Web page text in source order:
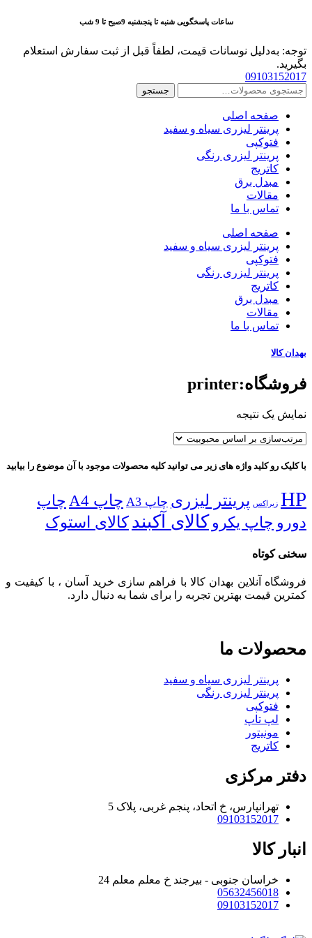
محتوا
ساعات پاسخگویی شنبه تا پنجشنبه 9صبح تا 9 شب
توجه: به‌دلیل نوسانات قیمت، لطفاً قبل از ثبت سفارش استعلام
بگیرید.
09103152017
جستجو
جستجو
صفحه اصلی
پرینتر لیزری سیاه و سفید
فتوکپی
پرینتر لیزری رنگی
کاتریج
مبدل برق
مقالات
تماس با ما
صفحه اصلی
پرینتر لیزری سیاه و سفید
فتوکپی
پرینتر لیزری رنگی
کاتریج
مبدل برق
مقالات
تماس با ما
بهدان کالا
فروشگاه:printer
نمایش یک نتیجه
با کلیک رو کلید واژه های زیر می توانید کلیه محصولات موجود با آن موضوع را بیابید
HP زیراکس پرینتر لیزری چاپ A3 چاپ A4
چاپ
دورو چاپ یکرو کالای آکبند کالای استوک
سخنی کوتاه
فروشگاه آنلاین بهدان کالا با فراهم سازی خرید آسان ، با کیفیت و
کمترین قیمت بهترین تجربه را برای شما به دنبال دارد.
محصولات ما
پرینتر لیزری سیاه و سفید
پرینتر لیزری رنگی
فتوکپی
لپ تاپ
مونیتور
کاتریج
دفتر مرکزی
تهرانپارس، خ اتحاد، پنجم غربی، پلاک 5
09103152017
انبار کالا
خراسان جنوبی - بیرجند خ معلم معلم 24
05632456018
09103152017